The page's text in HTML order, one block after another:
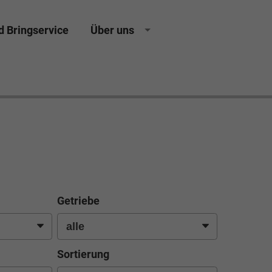
Bringservice Über uns
Getriebe
Sortierung